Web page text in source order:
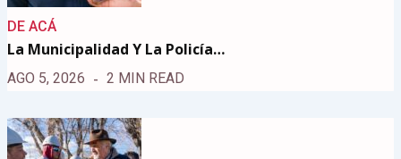
DE ACÁ
La Municipalidad Y La Policía…
AGO 5, 2026 2 MIN READ